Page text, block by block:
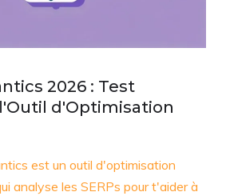
2026 : Test
d'Optimisation
est un outil d'optimisation
analyse les SERPs pour t'aider à